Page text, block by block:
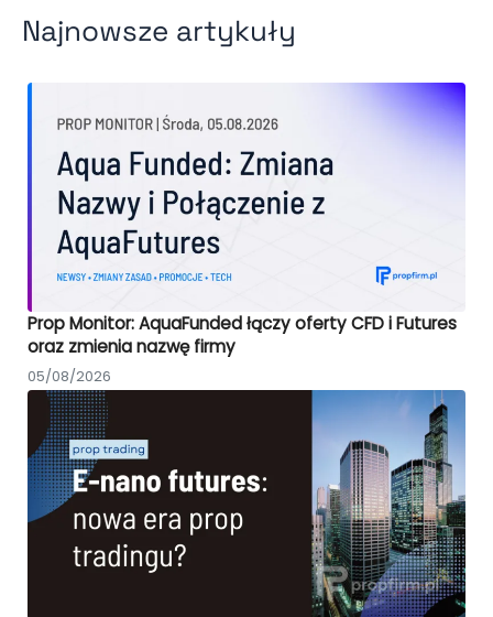
Najnowsze artykuły
Prop Monitor: AquaFunded łączy oferty CFD i Futures
oraz zmienia nazwę firmy
05/08/2026